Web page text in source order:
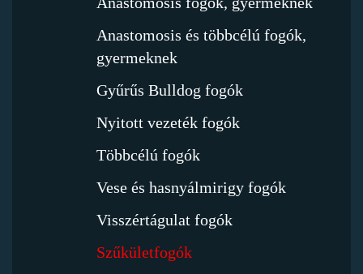
Anastomosis és többcélú fogók,
gyermeknek
Gyűrűs Bulldog fogók
Nyitott vezeték fogók
Többcélú fogók
Vese és hasnyálmirigy fogók
Visszértágulat fogók
Szűkületfogók